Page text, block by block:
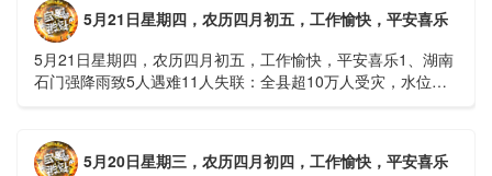
5月21日星期四，农历四月初五，工作愉快，平安喜乐
5月21日星期四，农历四月初五，工作愉快，平安喜乐1、湖南
石门强降雨致5人遇难11人失联：全县超10万人受灾，水位正
5月20日星期三，农历四月初四，工作愉快，平安喜乐